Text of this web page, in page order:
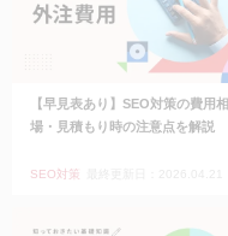
【早見表あり】SEO対策の費用相
場・見積もり時の注意点を解説
SEO対策